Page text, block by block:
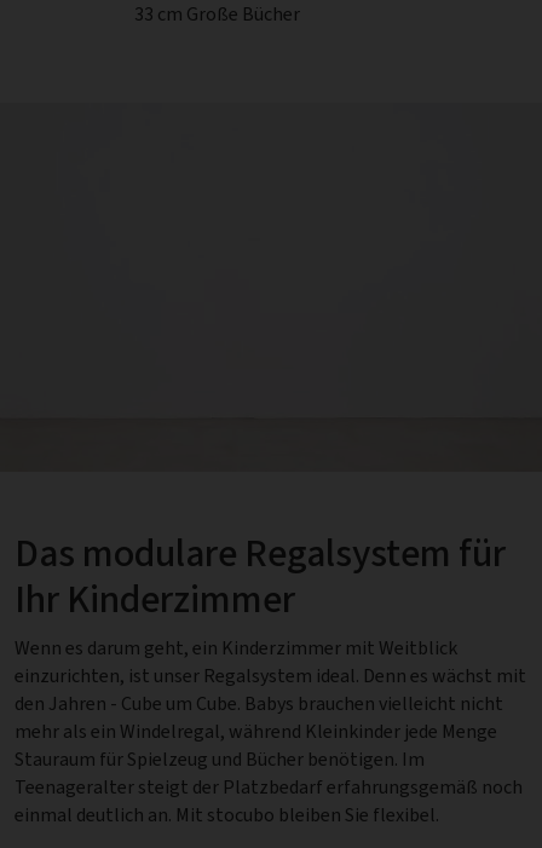
33 cm Große Bücher
Das modulare Regalsystem für
Ihr Kinderzimmer
Wenn es darum geht, ein Kinderzimmer mit Weitblick
einzurichten, ist unser Regalsystem ideal. Denn es wächst mit
den Jahren - Cube um Cube. Babys brauchen vielleicht nicht
mehr als ein Windelregal, während Kleinkinder jede Menge
Stauraum für Spielzeug und Bücher benötigen. Im
Teenageralter steigt der Platzbedarf erfahrungsgemäß noch
einmal deutlich an. Mit stocubo bleiben Sie flexibel.